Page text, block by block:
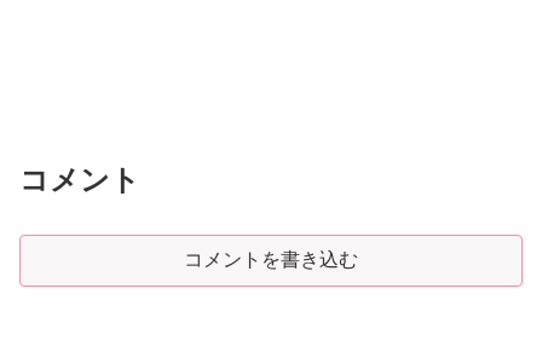
コメント
コメントを書き込む